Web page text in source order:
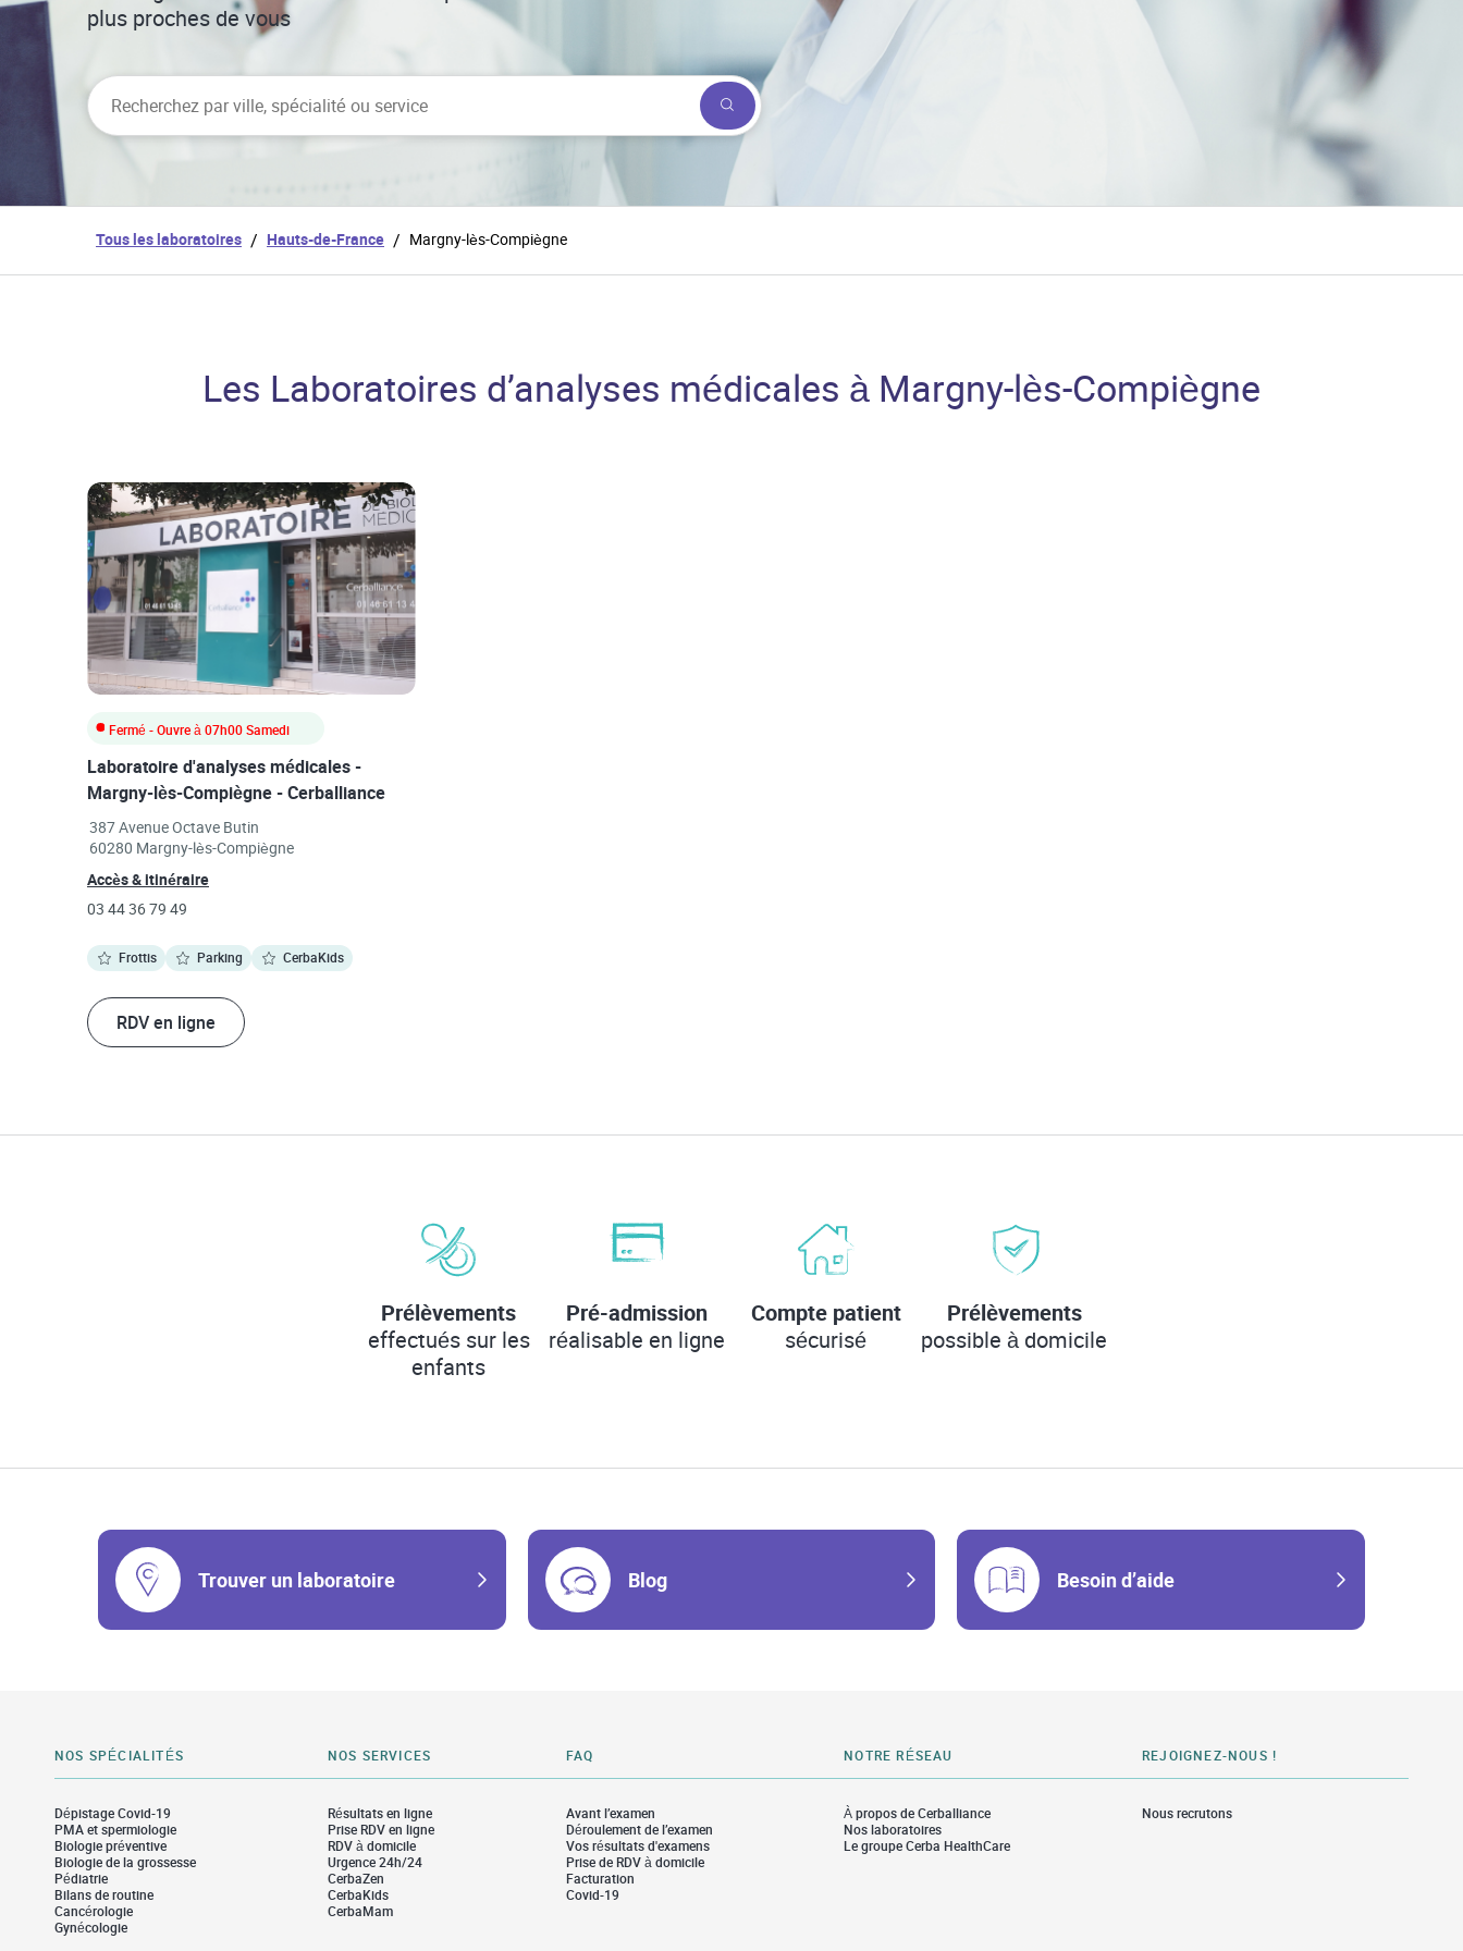
plus proches de vous
City, State/Province, Zip or City & Country
Submit a search.
Tous les laboratoires / Hauts-de-France / Margny-lès-Compiègne
Les Laboratoires d’analyses médicales à Margny-lès-Compiègne
Fermé - Ouvre à07h00Samedi
Laboratoire d'analyses médicales -
Margny-lès-Compiègne - Cerballiance
387 Avenue Octave Butin
60280 Margny-lès-Compiègne
Link Opens in New Tab
Accès & itinéraireLink Opens in New Tab
phone
03 44 36 79 49
Frottis Parking CerbaKids
RDV en ligne
Prélèvements
effectués sur les
enfants
Pré-admission
réalisable en ligne
Compte patient
sécurisé
Prélèvements
possible à domicile
Trouver un laboratoire Blog Besoin d’aide
NOS SPÉCIALITÉS
Dépistage Covid-19
PMA et spermiologie
Biologie préventive
Biologie de la grossesse
Pédiatrie
Bilans de routine
Cancérologie
Gynécologie
NOS SERVICES
Résultats en ligne
Prise RDV en ligne
RDV à domicile
Urgence 24h/24
CerbaZen
CerbaKids
CerbaMam
FAQ
Avant l’examen
Déroulement de l’examen
Vos résultats d'examens
Prise de RDV à domicile
Facturation
Covid-19
NOTRE RÉSEAU
À propos de Cerballiance
Nos laboratoires
Le groupe Cerba HealthCare
REJOIGNEZ-NOUS !
Nous recrutons